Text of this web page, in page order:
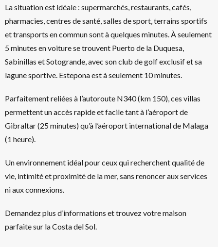
La situation est idéale : supermarchés, restaurants, cafés,
pharmacies, centres de santé, salles de sport, terrains sportifs
et transports en commun sont à quelques minutes. À seulement
5 minutes en voiture se trouvent Puerto de la Duquesa,
Sabinillas et Sotogrande, avec son club de golf exclusif et sa
lagune sportive. Estepona est à seulement 10 minutes.
Parfaitement reliées à l’autoroute N340 (km 150), ces villas
permettent un accès rapide et facile tant à l’aéroport de
Gibraltar (25 minutes) qu’à l’aéroport international de Malaga
(1 heure).
Un environnement idéal pour ceux qui recherchent qualité de
vie, intimité et proximité de la mer, sans renoncer aux services
ni aux connexions.
Demandez plus d’informations et trouvez votre maison
parfaite sur la Costa del Sol.